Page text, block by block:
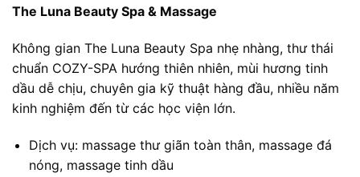
The Luna Beauty Spa & Massage
Không gian The Luna Beauty Spa nhẹ nhàng, thư thái
chuẩn COZY-SPA hướng thiên nhiên, mùi hương tinh
dầu dễ chịu, chuyên gia kỹ thuật hàng đầu, nhiều năm
kinh nghiệm đến từ các học viện lớn.
Dịch vụ: massage thư giãn toàn thân, massage đá
nóng, massage tinh dầu